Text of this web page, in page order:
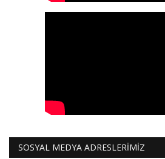
SOSYAL MEDYA ADRESLERİMİZ